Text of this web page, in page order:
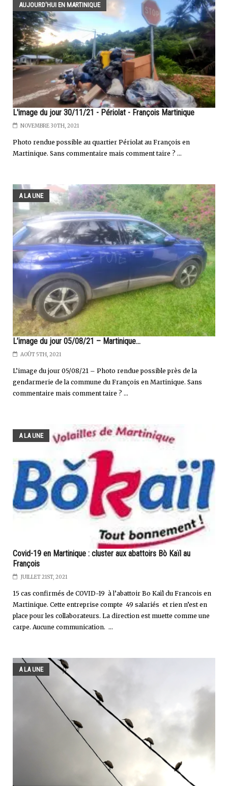
AUJOURD'HUI EN MARTINIQUE
L'image du jour 30/11/21 - Périolat - François Martinique
NOVEMBRE 30TH, 2021
Photo rendue possible au quartier Périolat au François en
Martinique. Sans commentaire mais comment taire ? ...
A LA UNE
L’image du jour 05/08/21 – Martinique...
AOÛT 5TH, 2021
L’image du jour 05/08/21 – Photo rendue possible près de la
gendarmerie de la commune du François en Martinique. Sans
commentaire mais comment taire ? ...
A LA UNE
Covid-19 en Martinique : cluster aux abattoirs Bò Kaïl au
François
JUILLET 21ST, 2021
15 cas confirmés de COVID-19 à l’abattoir Bo Kaïl du Francois en
Martinique. Cette entreprise compte 49 salariés et rien n’est en
place pour les collaborateurs. La direction est muette comme une
carpe. Aucune communication. ...
A LA UNE